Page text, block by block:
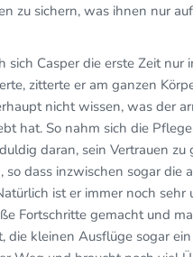
zu sichern, was ihnen nur
sich Casper die erste Zeit
zitterte er am ganzen
nicht wissen, was der
hat. So nahm sich die
daran, sein Vertrauen
so dass inzwischen sogar die
ist er immer noch sehr
Fortschritte gemacht und
die kleinen Ausflüge sogar